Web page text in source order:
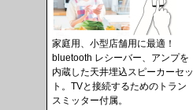
家庭用、小型店舗用に最適！
bluetooth レシーバー、アンプを
内蔵した天井埋込スピーカーセッ
ト。TVと接続するためのトラン
スミッター付属。